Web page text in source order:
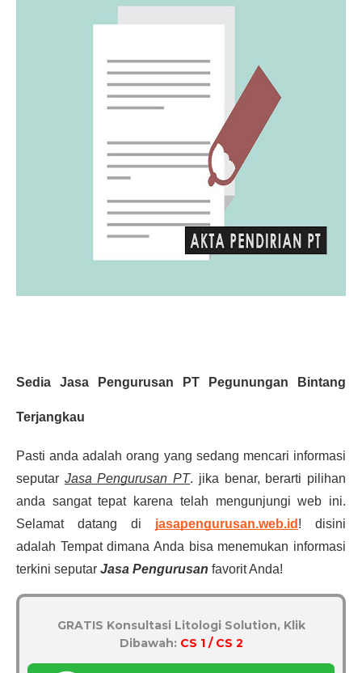
Sedia Jasa Pengurusan PT Pegunungan Bintang
Terjangkau
Pasti anda adalah orang yang sedang mencari informasi
seputar Jasa Pengurusan PT. jika benar, berarti pilihan
anda sangat tepat karena telah mengunjungi web ini.
Selamat datang di jasapengurusan.web.id ! disini
adalah Tempat dimana Anda bisa menemukan informasi
terkini seputar Jasa Pengurusan favorit Anda!
GRATIS Konsultasi Litologi Solution, Klik
Dibawah: CS 1 / CS 2